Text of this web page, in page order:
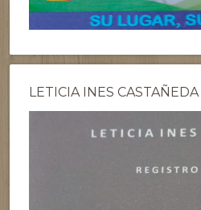
LETICIA INES